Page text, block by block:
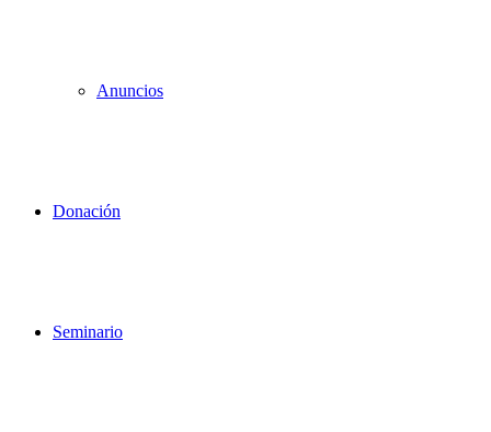
Anuncios
Donación
Seminario